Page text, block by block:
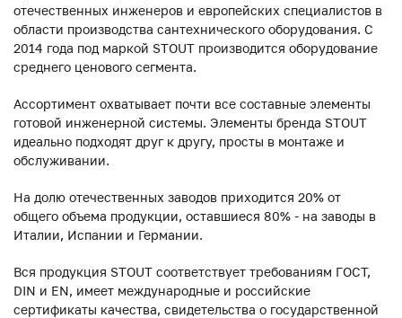
отечественных инженеров и европейских специалистов в
области производства сантехнического оборудования. С
2014 года под маркой STOUT производится оборудование
среднего ценового сегмента.
Ассортимент охватывает почти все составные элементы
готовой инженерной системы. Элементы бренда STOUT
идеально подходят друг к другу, просты в монтаже и
обслуживании.
На долю отечественных заводов приходится 20% от
общего объема продукции, оставшиеся 80% - на заводы в
Италии, Испании и Германии.
Вся продукция STOUT соответствует требованиям ГОСТ,
DIN и EN, имеет международные и российские
сертификаты качества, свидетельства о государственной